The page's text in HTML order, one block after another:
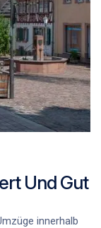
Und Gut
innerhalb